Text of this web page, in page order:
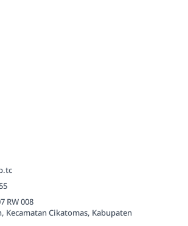
RW 008
Kecamatan Cikatomas, Kabupaten